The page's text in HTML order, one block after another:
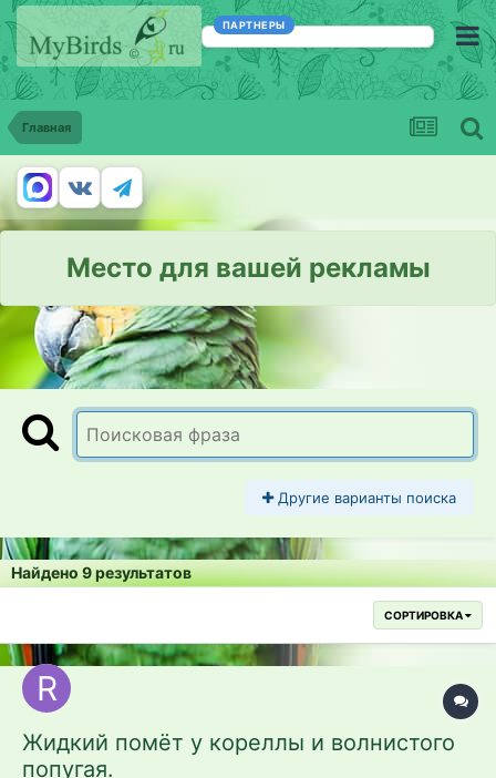
ПАРТНЕРЫ
Главная
Место для вашей рекламы
Другие варианты поиска
Найдено 9 результатов
СОРТИРОВКА
Жидкий помёт у кореллы и волнистого
попугая.